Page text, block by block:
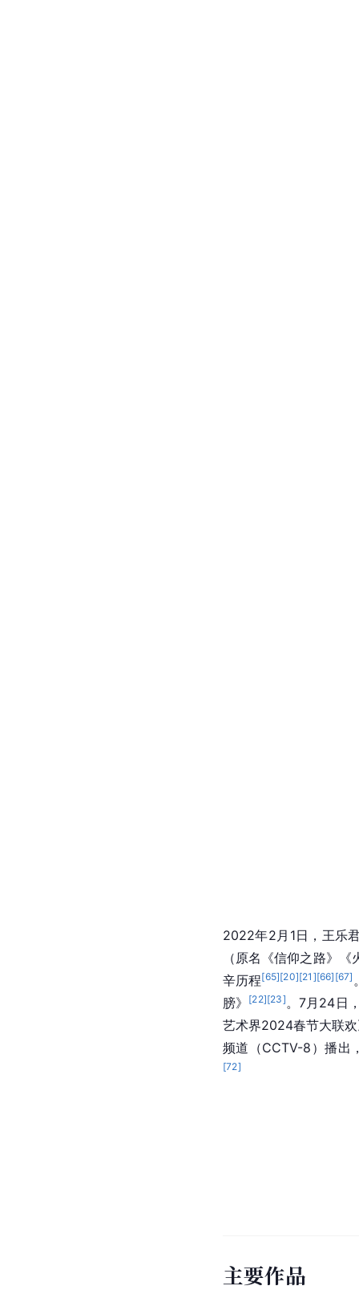
2022年2月1日，王乐
（原名《信仰之路》
辛历程[65][20][21 ][66] [67]
膀》
[22][23] 。7月24日
艺术界2024春节大联
频道（CCTV-8）播出
[72]
主要作品